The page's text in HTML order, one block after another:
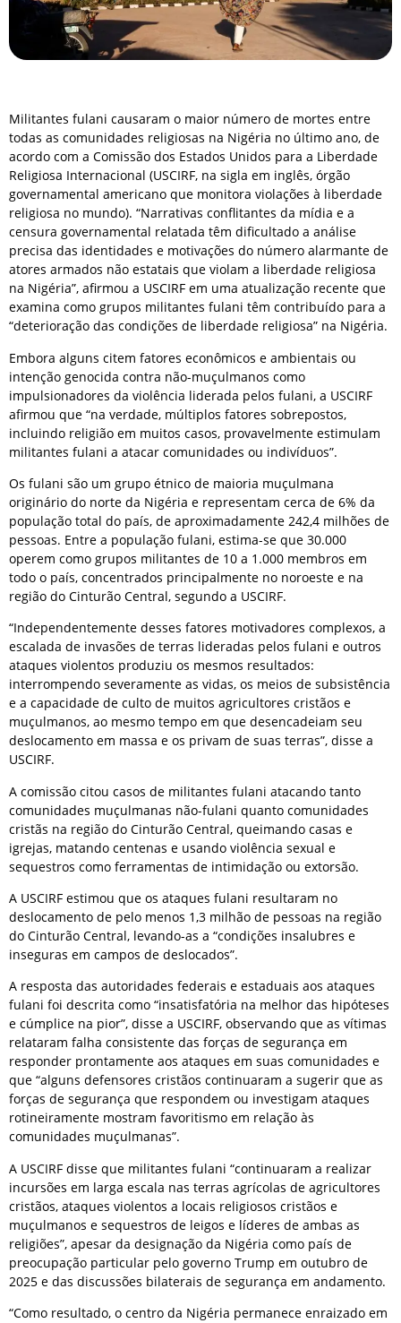
Militantes fulani causaram o maior número de mortes entre
todas as comunidades religiosas na Nigéria no último ano, de
acordo com a Comissão dos Estados Unidos para a Liberdade
Religiosa Internacional (USCIRF, na sigla em inglês, órgão
governamental americano que monitora violações à liberdade
religiosa no mundo). “Narrativas conflitantes da mídia e a
censura governamental relatada têm dificultado a análise
precisa das identidades e motivações do número alarmante de
atores armados não estatais que violam a liberdade religiosa
na Nigéria”, afirmou a USCIRF em uma atualização recente que
examina como grupos militantes fulani têm contribuído para a
“deterioração das condições de liberdade religiosa” na Nigéria.
Embora alguns citem fatores econômicos e ambientais ou
intenção genocida contra não-muçulmanos como
impulsionadores da violência liderada pelos fulani, a USCIRF
afirmou que “na verdade, múltiplos fatores sobrepostos,
incluindo religião em muitos casos, provavelmente estimulam
militantes fulani a atacar comunidades ou indivíduos”.
Os fulani são um grupo étnico de maioria muçulmana
originário do norte da Nigéria e representam cerca de 6% da
população total do país, de aproximadamente 242,4 milhões de
pessoas. Entre a população fulani, estima-se que 30.000
operem como grupos militantes de 10 a 1.000 membros em
todo o país, concentrados principalmente no noroeste e na
região do Cinturão Central, segundo a USCIRF.
“Independentemente desses fatores motivadores complexos, a
escalada de invasões de terras lideradas pelos fulani e outros
ataques violentos produziu os mesmos resultados:
interrompendo severamente as vidas, os meios de subsistência
e a capacidade de culto de muitos agricultores cristãos e
muçulmanos, ao mesmo tempo em que desencadeiam seu
deslocamento em massa e os privam de suas terras”, disse a
USCIRF.
A comissão citou casos de militantes fulani atacando tanto
comunidades muçulmanas não-fulani quanto comunidades
cristãs na região do Cinturão Central, queimando casas e
igrejas, matando centenas e usando violência sexual e
sequestros como ferramentas de intimidação ou extorsão.
A USCIRF estimou que os ataques fulani resultaram no
deslocamento de pelo menos 1,3 milhão de pessoas na região
do Cinturão Central, levando-as a “condições insalubres e
inseguras em campos de deslocados”.
A resposta das autoridades federais e estaduais aos ataques
fulani foi descrita como “insatisfatória na melhor das hipóteses
e cúmplice na pior”, disse a USCIRF, observando que as vítimas
relataram falha consistente das forças de segurança em
responder prontamente aos ataques em suas comunidades e
que “alguns defensores cristãos continuaram a sugerir que as
forças de segurança que respondem ou investigam ataques
rotineiramente mostram favoritismo em relação às
comunidades muçulmanas”.
A USCIRF disse que militantes fulani “continuaram a realizar
incursões em larga escala nas terras agrícolas de agricultores
cristãos, ataques violentos a locais religiosos cristãos e
muçulmanos e sequestros de leigos e líderes de ambas as
religiões”, apesar da designação da Nigéria como país de
preocupação particular pelo governo Trump em outubro de
2025 e das discussões bilaterais de segurança em andamento.
“Como resultado, o centro da Nigéria permanece enraizado em